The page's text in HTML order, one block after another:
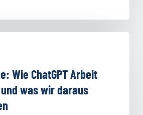
Wie ChatGPT Arbeit
was wir daraus